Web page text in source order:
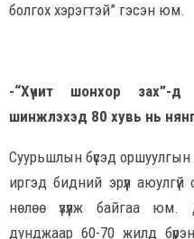
болгох хэрэгтэй” гэсэн юм.
-“Хүчит шонхор зах”-
шинжлэхэд 80 хувь нь
Суурьшлын бүсэд
иргэд бидний эрүүл
нөлөө үзүүлж байгаа
дунджаар 60-70 жилд